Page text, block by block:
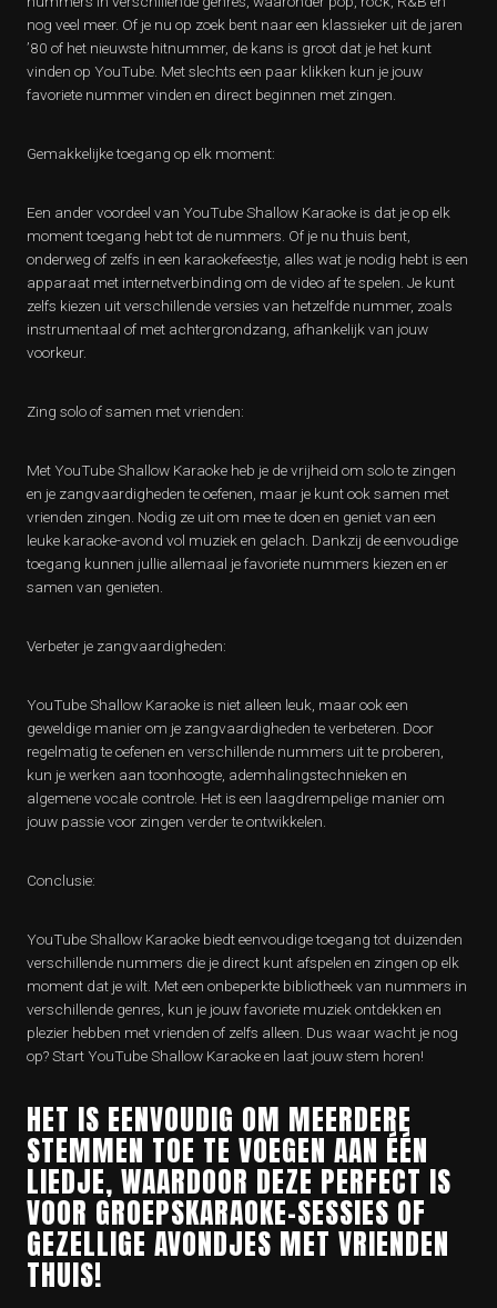
nog veel meer. Of je nu op zoek bent naar een klassieker uit de jaren
’80 of het nieuwste hitnummer, de kans is groot dat je het kunt
vinden op YouTube. Met slechts een paar klikken kun je jouw
favoriete nummer vinden en direct beginnen met zingen.
Gemakkelijke toegang op elk moment:
Een ander voordeel van YouTube Shallow Karaoke is dat je op elk
moment toegang hebt tot de nummers. Of je nu thuis bent,
onderweg of zelfs in een karaokefeestje, alles wat je nodig hebt is een
apparaat met internetverbinding om de video af te spelen. Je kunt
zelfs kiezen uit verschillende versies van hetzelfde nummer, zoals
instrumentaal of met achtergrondzang, afhankelijk van jouw
voorkeur.
Zing solo of samen met vrienden:
Met YouTube Shallow Karaoke heb je de vrijheid om solo te zingen
en je zangvaardigheden te oefenen, maar je kunt ook samen met
vrienden zingen. Nodig ze uit om mee te doen en geniet van een
leuke karaoke-avond vol muziek en gelach. Dankzij de eenvoudige
toegang kunnen jullie allemaal je favoriete nummers kiezen en er
samen van genieten.
Verbeter je zangvaardigheden:
YouTube Shallow Karaoke is niet alleen leuk, maar ook een
geweldige manier om je zangvaardigheden te verbeteren. Door
regelmatig te oefenen en verschillende nummers uit te proberen,
kun je werken aan toonhoogte, ademhalingstechnieken en
algemene vocale controle. Het is een laagdrempelige manier om
jouw passie voor zingen verder te ontwikkelen.
Conclusie:
YouTube Shallow Karaoke biedt eenvoudige toegang tot duizenden
verschillende nummers die je direct kunt afspelen en zingen op elk
moment dat je wilt. Met een onbeperkte bibliotheek van nummers in
verschillende genres, kun je jouw favoriete muziek ontdekken en
plezier hebben met vrienden of zelfs alleen. Dus waar wacht je nog
op? Start YouTube Shallow Karaoke en laat jouw stem horen!
HET IS EENVOUDIG OM MEERDERE
STEMMEN TOE TE VOEGEN AAN ÉÉN
LIEDJE, WAARDOOR DEZE PERFECT IS
VOOR GROEPSKARAOKE-SESSIES OF
GEZELLIGE AVONDJES MET VRIENDEN
THUIS!